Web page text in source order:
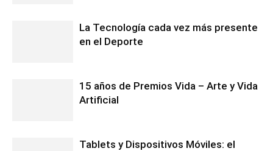
La Tecnología cada vez más presente
en el Deporte
15 años de Premios Vida – Arte y Vida
Artificial
Tablets y Dispositivos Móviles: el